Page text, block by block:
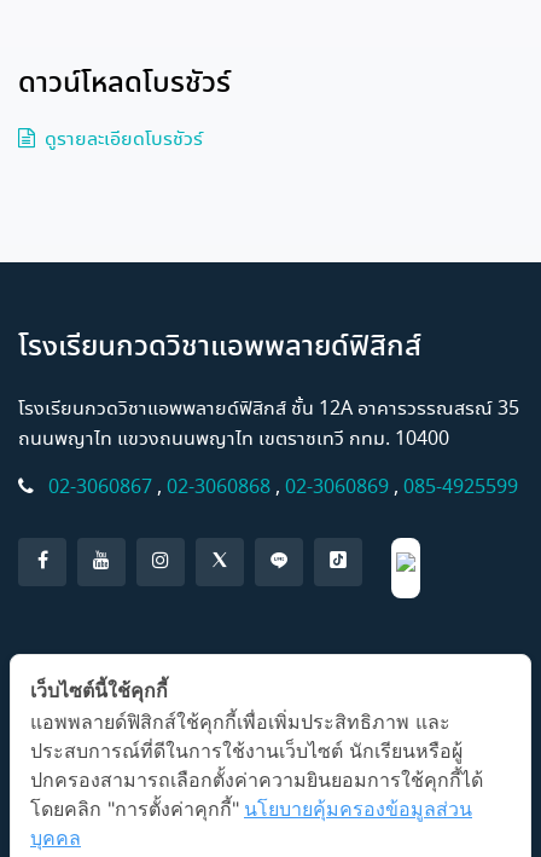
ดาวน์โหลดโบรชัวร์
ดูรายละเอียดโบรชัวร์
โรงเรียนกวดวิชาแอพพลายด์ฟิสิกส์
โรงเรียนกวดวิชาแอพพลายด์ฟิสิกส์ ชั้น 12A อาคารวรรณสรณ์ 35
ถนนพญาไท แขวงถนนพญาไท เขตราชเทวี กทม. 10400
02-3060867 , 02-3060868 , 02-3060869 , 085-4925599
แอปพลิเคชั่น AP Classroom
เว็บไซต์นี้ใช้คุกกี้
แอพพลายด์ฟิสิกส์ใช้คุกกี้เพื่อเพิ่มประสิทธิภาพ และ
ประสบการณ์ที่ดีในการใช้งานเว็บไซต์ นักเรียนหรือผู้
ปกครองสามารถเลือกตั้งค่าความยินยอมการใช้คุกกี้ได้
โดยคลิก "การตั้งค่าคุกกี้" นโยบายคุ้มครองข้อมูลส่วน
บุคคล